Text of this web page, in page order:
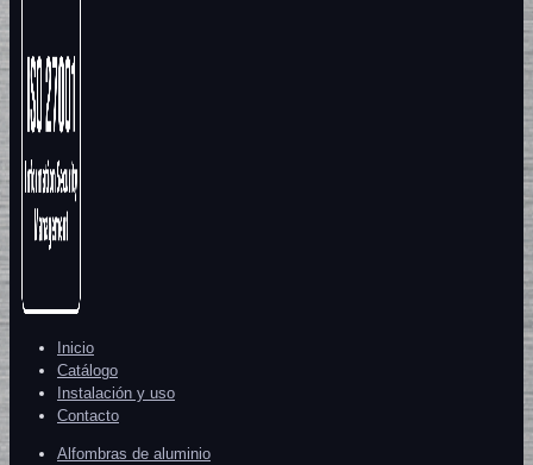
Inicio
Catálogo
Instalación y uso
Contacto
Alfombras de aluminio